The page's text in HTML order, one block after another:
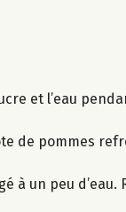
et l’eau
de pommes
à un peu